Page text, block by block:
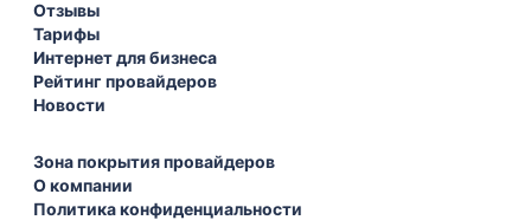
Отзывы
Тарифы
Интернет для бизнеса
Рейтинг провайдеров
Новости
Зона покрытия провайдеров
О компании
Политика конфиденциальности